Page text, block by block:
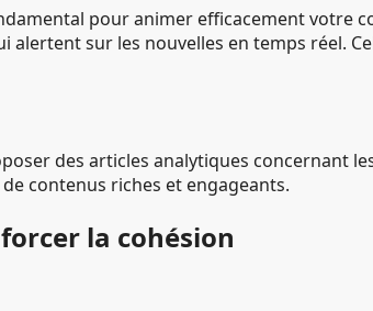
pour animer efficacement votre
alertent sur les nouvelles en temps réel.
des articles analytiques concernant
contenus riches et engageants.
la cohésion